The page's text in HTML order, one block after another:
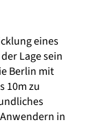
eines
Lage sein
Berlin mit
10m zu
in